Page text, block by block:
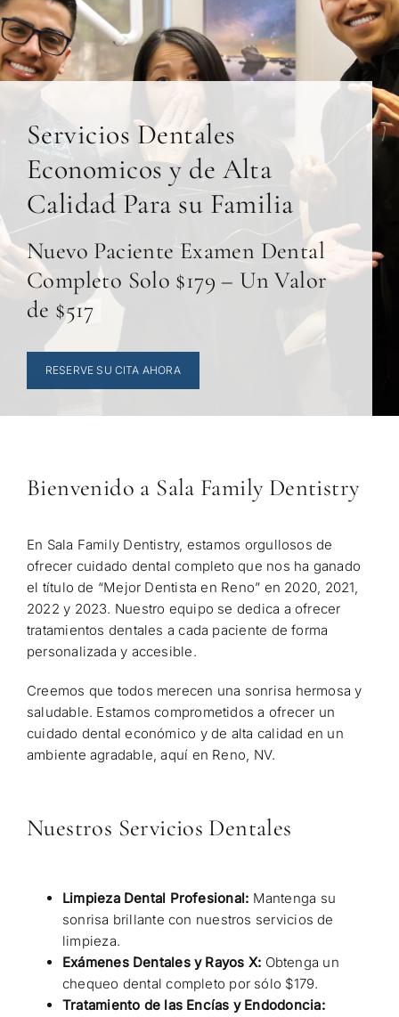
Servicios Dentales
Economicos y de Alta
Calidad Para su Familia
Nuevo Paciente Examen Dental
Completo Solo $179 – Un Valor
de $517
RESERVE SU CITA AHORA
Bienvenido a Sala Family Dentistry
En Sala Family Dentistry, estamos orgullosos de
ofrecer cuidado dental completo que nos ha ganado
el título de “Mejor Dentista en Reno” en 2020, 2021,
2022 y 2023. Nuestro equipo se dedica a ofrecer
tratamientos dentales a cada paciente de forma
personalizada y accesible.
Creemos que todos merecen una sonrisa hermosa y
saludable. Estamos comprometidos a ofrecer un
cuidado dental económico y de alta calidad en un
ambiente agradable, aquí en Reno, NV.
Nuestros Servicios Dentales
Limpieza Dental Profesional: Mantenga su
sonrisa brillante con nuestros servicios de
limpieza.
Exámenes Dentales y Rayos X: Obtenga un
chequeo dental completo por sólo $179.
Tratamiento de las Encías y Endodoncia: